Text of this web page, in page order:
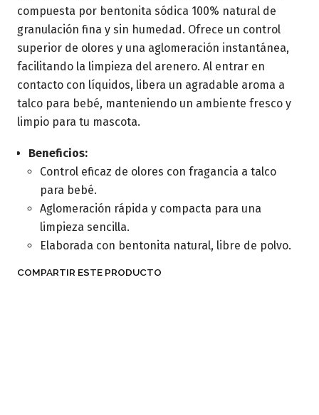
compuesta por bentonita sódica 100% natural de
granulación fina y sin humedad. Ofrece un control
superior de olores y una aglomeración instantánea,
facilitando la limpieza del arenero. Al entrar en
contacto con líquidos, libera un agradable aroma a
talco para bebé, manteniendo un ambiente fresco y
limpio para tu mascota.
Beneficios:
Control eficaz de olores con fragancia a talco
para bebé.
Aglomeración rápida y compacta para una
limpieza sencilla.
Elaborada con bentonita natural, libre de polvo.
COMPARTIR ESTE PRODUCTO